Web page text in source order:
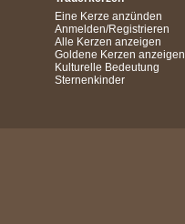
Eine Kerze anzünden
Anmelden/Registrieren
Alle Kerzen anzeigen
Goldene Kerzen anzeigen
Kulturelle Bedeutung
Sternenkinder